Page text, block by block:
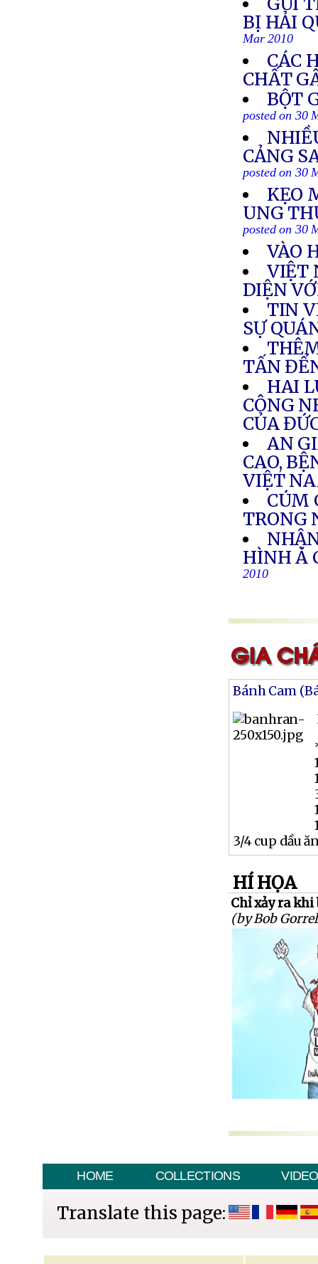
BỊ HẢI
Mar 2010
CÁC
CHẤT
BỘT
posted on 30
CẢNG
posted on 30
KẸO
UNG
posted on 30
VÀO
VIỆT
DIỆN
TIN
SỰ
TẤN
HAI
CÔNG
CỦA
AN
CAO,
VIỆT
CÚM
TRONG
HÌNH Á
2010
Bánh Cam
3/4 cup dầu
HÍ HỌA
Chỉ xảy ra khi
(by Bob
HOME COLLECTIONS VIDEO
Translate this page: